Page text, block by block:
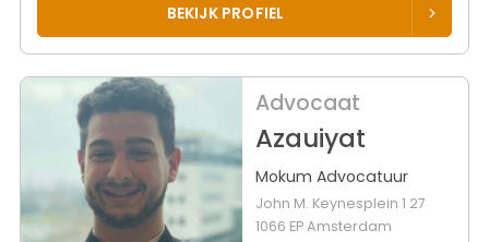
BEKIJK PROFIEL
Advocaat
Azauiyat
Mokum Advocatuur
John M. Keynesplein 1 27
1066 EP Amsterdam